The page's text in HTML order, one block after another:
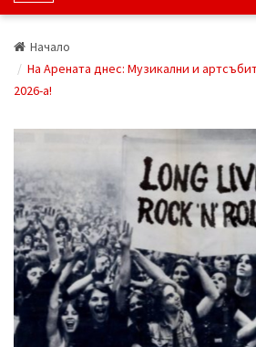
o
g
l
e
v
i
g
a
t
i
Начало
На Арената днес: Музикални и
2026-а!